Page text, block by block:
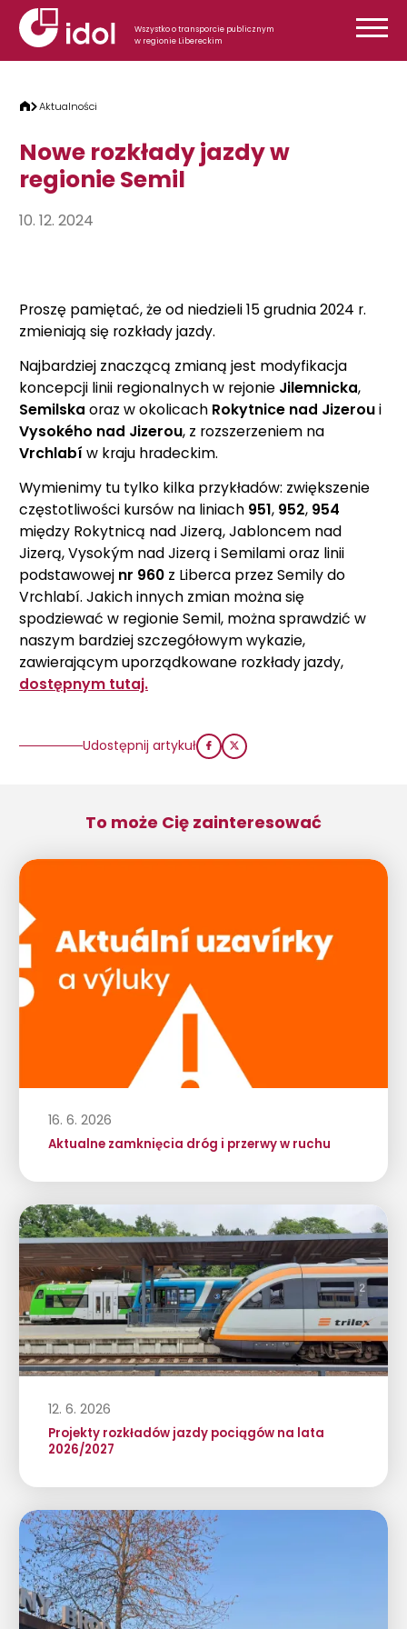
Przejdź do treści
Wszystko o transporcie publicznym
w regionie Libereckim
Aktualności
Nowe rozkłady jazdy w
regionie Semil
10. 12. 2024
Proszę pamiętać, że od niedzieli 15 grudnia 2024 r.
zmieniają się rozkłady jazdy.
Najbardziej znaczącą zmianą jest modyfikacja
koncepcji linii regionalnych w rejonie Jilemnicka,
Semilska oraz w okolicach Rokytnice nad Jizeroui
Vysokého nad Jizerou, z rozszerzeniem na
Vrchlabí w kraju hradeckim.
Wymienimy tu tylko kilka przykładów: zwiększenie
częstotliwości kursów na liniach 951, 952, 954
między Rokytnicą nad Jizerą, Jabloncem nad
Jizerą, Vysokým nad Jizerą i Semilami oraz linii
podstawowej nr 960 z Liberca przez Semily do
Vrchlabí. Jakich innych zmian można się
spodziewać w regionie Semil, można sprawdzić w
naszym bardziej szczegółowym wykazie,
zawierającym uporządkowane rozkłady jazdy,
dostępnym tutaj.
Udostępnij artykuł
To może Cię zainteresować
16. 6. 2026
Aktualne zamknięcia dróg i przerwy w ruchu
12. 6. 2026
Projekty rozkładów jazdy pociągów na lata
2026/2027